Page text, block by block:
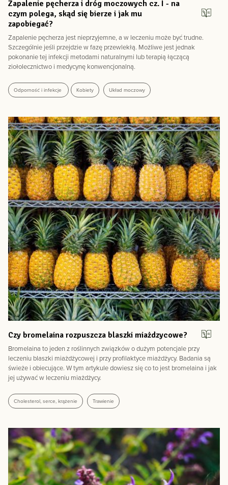
Zapalenie pęcherza i dróg moczowych cz. I - na
czym polega, skąd się bierze i jak mu
zapobiegać?
Zapalenie pęcherza jest nieprzyjemne, a w leczeniu może być trudne.
Szczególnie jeśli przejdzie w fazę przewlekłą. Możliwe jest jednak
pokonanie tej infekcji metodami naturalnymi lub terapią łączącą
ziołolecznictwo i medycynę konwencjonalną.
Odporność i infekcje Kobiety Układ moczowy
Czy bromelaina rozpuszcza blaszki miażdzycowe?
Bromelaina to jeden z roślinnych związków o dużym potencjale przy
leczeniu blaszki miażdżycowej i przy profilaktyce miażdżycy. Badania są
świeże i obiecujące. W tym artykule dowiesz się co to jest bromelaina i jak
jej używać w leczeniu miażdżycy.
Cholesterol, serce, krążenie Trawienie